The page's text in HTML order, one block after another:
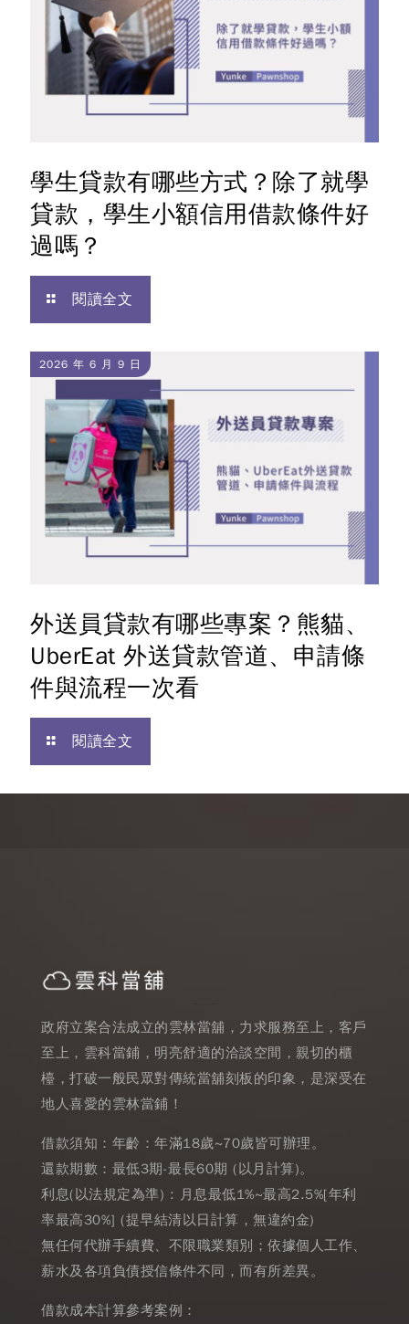
學生貸款有哪些方式？除了就學
貸款，學生小額信用借款條件好
過嗎？
閱讀全文
2026 年 6 月 9 日
外送員貸款有哪些專案？熊貓、
UberEat 外送貸款管道、申請條
件與流程一次看
閱讀全文
政府立案合法成立的雲林當舖，力求服務至上，客戶
至上，雲科當鋪，明亮舒適的洽談空間，親切的櫃
檯，打破一般民眾對傳統當舖刻板的印象，是深受在
地人喜愛的雲林當鋪！
借款須知：年齡：年滿18歲~70歲皆可辦理。
還款期數：最低3期-最長60期 (以月計算)。
利息(以法規定為準) : 月息最低1%~最高2.5%[年利
率最高30%] (提早結清以日計算，無違約金)
無任何代辦手續費、不限職業類別；依據個人工作、
薪水及各項負債授信條件不同，而有所差異。
借款成本計算參考案例：